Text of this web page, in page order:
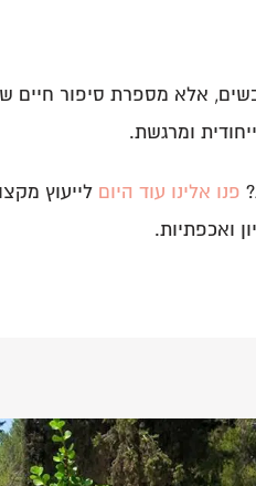
אלא מספרת סיפור חיים
ומרגשת.
פנו אלינו עוד היום לייעוץ
ואכפתיות.